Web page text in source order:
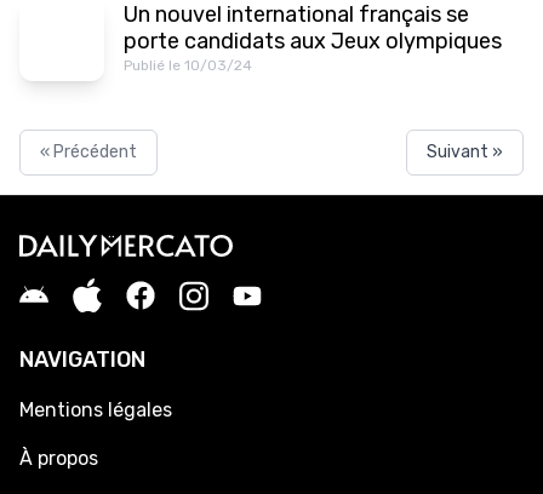
Un nouvel international français se
porte candidats aux Jeux olympiques
Publié le 10/03/24
« Précédent Suivant »
NAVIGATION
Mentions légales
À propos